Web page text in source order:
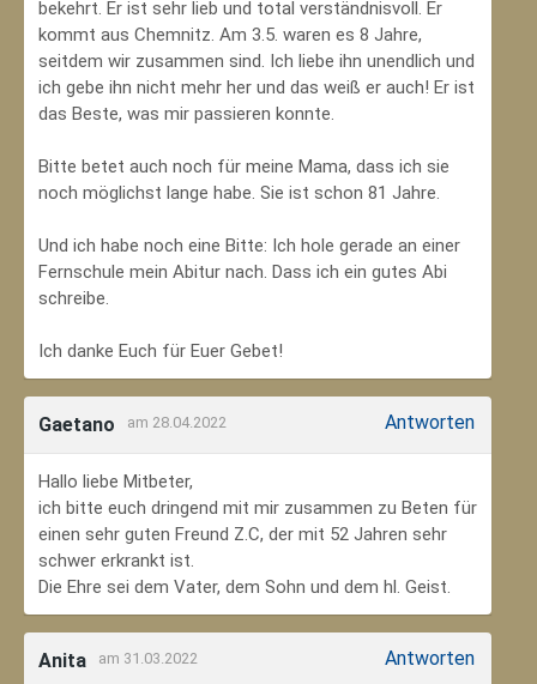
bekehrt. Er ist sehr lieb und total verständnisvoll. Er
kommt aus Chemnitz. Am 3.5. waren es 8 Jahre,
seitdem wir zusammen sind. Ich liebe ihn unendlich und
ich gebe ihn nicht mehr her und das weiß er auch! Er ist
das Beste, was mir passieren konnte.
Bitte betet auch noch für meine Mama, dass ich sie
noch möglichst lange habe. Sie ist schon 81 Jahre.
Und ich habe noch eine Bitte: Ich hole gerade an einer
Fernschule mein Abitur nach. Dass ich ein gutes Abi
schreibe.
Ich danke Euch für Euer Gebet!
Gaetano am 28.04.2022 Antworten
Hallo liebe Mitbeter,
ich bitte euch dringend mit mir zusammen zu Beten für
einen sehr guten Freund Z.C, der mit 52 Jahren sehr
schwer erkrankt ist.
Die Ehre sei dem Vater, dem Sohn und dem hl. Geist.
Anita am 31.03.2022 Antworten